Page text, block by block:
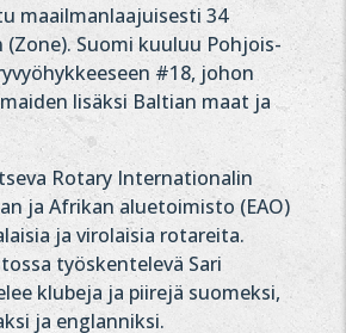
maailmanlaajuisesti 34
(Zone). Suomi kuuluu Pohjois-
#18, johon
lisäksi Baltian maat ja
Rotary Internationalin
ja Afrikan aluetoimisto (EAO)
ja virolaisia rotareita.
työskentelevä Sari
klubeja ja piirejä suomeksi,
ja englanniksi.